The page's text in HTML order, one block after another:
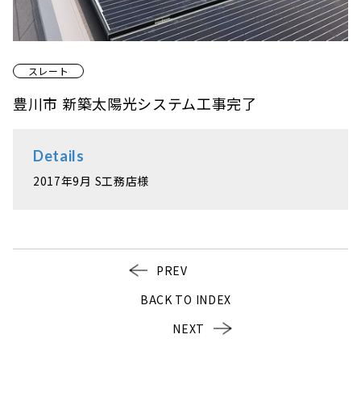
スレート
豊川市 新築太陽光システム工事完了
Details
2017年9月 S工務店様
PREV
BACK TO INDEX
NEXT